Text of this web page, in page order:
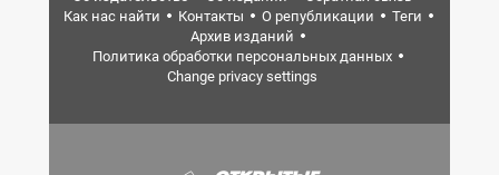
Как нас найти
Контакты О републикации
Теги
Архив изданий
Политика обработки персональных данных
Change privacy settings